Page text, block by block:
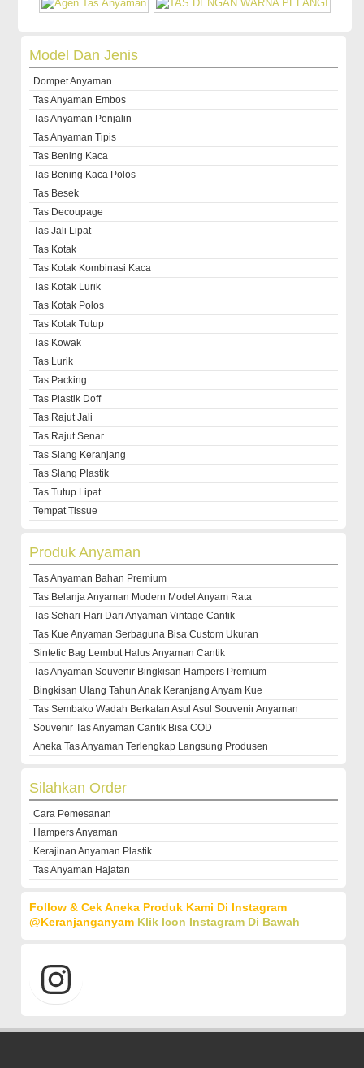
Model Dan Jenis
Dompet Anyaman
Tas Anyaman Embos
Tas Anyaman Penjalin
Tas Anyaman Tipis
Tas Bening Kaca
Tas Bening Kaca Polos
Tas Besek
Tas Decoupage
Tas Jali Lipat
Tas Kotak
Tas Kotak Kombinasi Kaca
Tas Kotak Lurik
Tas Kotak Polos
Tas Kotak Tutup
Tas Kowak
Tas Lurik
Tas Packing
Tas Plastik Doff
Tas Rajut Jali
Tas Rajut Senar
Tas Slang Keranjang
Tas Slang Plastik
Tas Tutup Lipat
Tempat Tissue
Produk Anyaman
Tas Anyaman Bahan Premium
Tas Belanja Anyaman Modern Model Anyam Rata
Tas Sehari-Hari Dari Anyaman Vintage Cantik
Tas Kue Anyaman Serbaguna Bisa Custom Ukuran
Sintetic Bag Lembut Halus Anyaman Cantik
Tas Anyaman Souvenir Bingkisan Hampers Premium
Bingkisan Ulang Tahun Anak Keranjang Anyam Kue
Tas Sembako Wadah Berkatan Asul Asul Souvenir Anyaman
Souvenir Tas Anyaman Cantik Bisa COD
Aneka Tas Anyaman Terlengkap Langsung Produsen
Silahkan Order
Cara Pemesanan
Hampers Anyaman
Kerajinan Anyaman Plastik
Tas Anyaman Hajatan
Follow & Cek Aneka Produk Kami Di Instagram
@keranjanganyam Klik Icon Instagram Di Bawah